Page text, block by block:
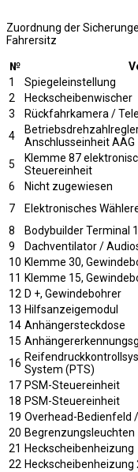
Zuordnung der
Fahrersitz
№
1
Spiegeleinstellung
2
Heckscheibenwischer
3
Rückfahrkamera /
4
Anschlusseinheit AAG
5
Klemme 87
Steuereinheit
6
Nicht zugewiesen
7
Elektronisches
8
Bodybuilder Terminal
9
Dachventilator /
10 Klemme 30,
11 Klemme 15,
12 D +, Gewindebohrer
13 Hilfsanzeigemodul
14 Anhängersteckdose
15
16 System (PTS)
17 PSM-Steuereinheit
18 PSM-Steuereinheit
19 Overhead-Bedienfeld
20 Begrenzungsleuchten
21 Heckscheibenheizung
22 Heckscheibenheizung